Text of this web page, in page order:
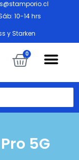
10-14 hrs
y Starken
0
5G